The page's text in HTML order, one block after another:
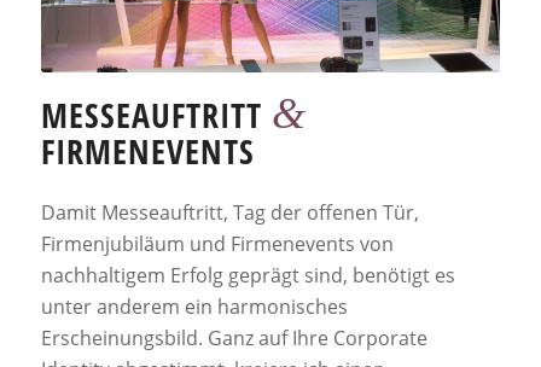
MESSEAUFTRITT &
FIRMENEVENTS
Damit Messeauftritt, Tag der offenen Tür,
Firmenjubiläum und Firmenevents von
nachhaltigem Erfolg geprägt sind, benötigt es
unter anderem ein harmonisches
Erscheinungsbild. Ganz auf Ihre Corporate